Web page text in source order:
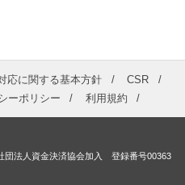
応に関する基本方針
CSR
ーポリシー 利用規約
法人資金決済協会加入 登録番号00363